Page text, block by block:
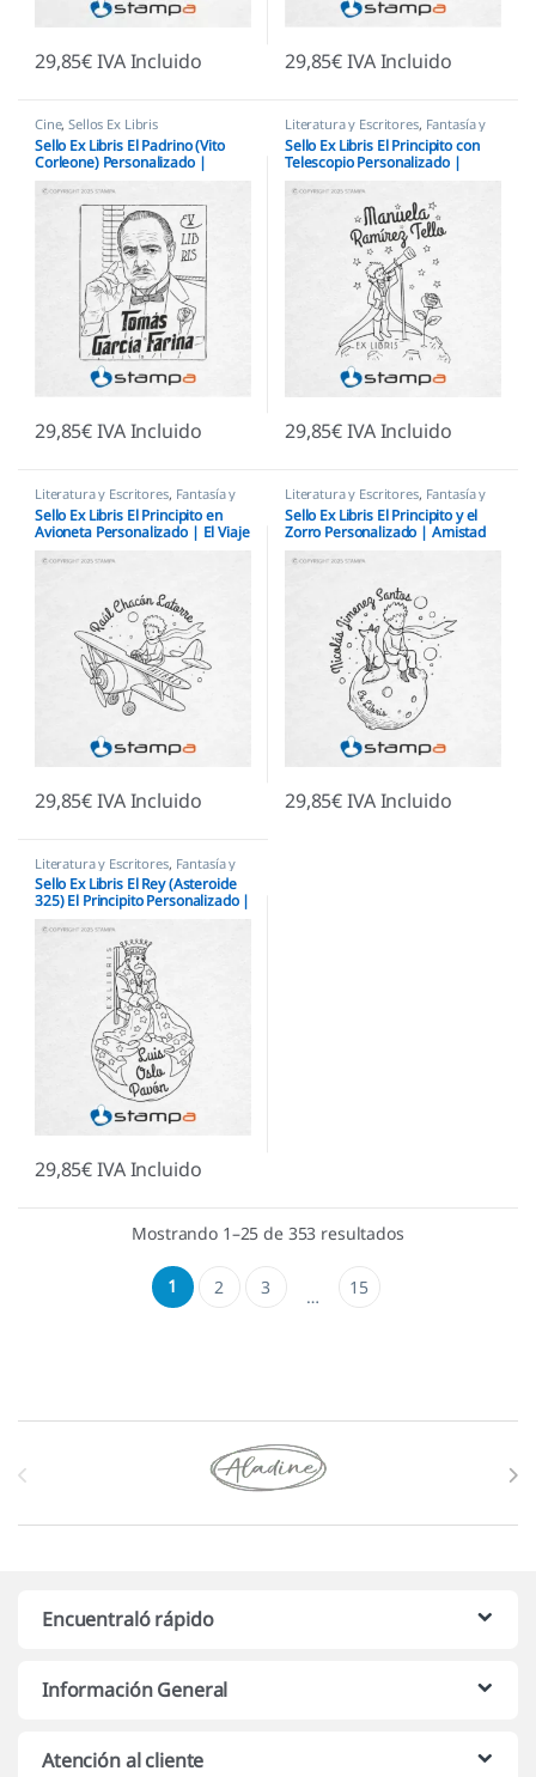
29,85€IVA Incluido 29,85€IVA Incluido
Cine,Sellos Ex Libris
Sello Ex Libris El Padrino (Vito
Corleone) Personalizado |
29,85€IVA Incluido
Literatura y Escritores, Fantasía y
Mitología ,Infantiles, Sellos Ex
Libris
Sello Ex Libris El Principito con
Telescopio Personalizado |
29,85€IVA Incluido
Literatura y Escritores, Fantasía y
Mitología ,Infantiles, Sellos Ex
Libris
Sello Ex Libris El Principito en
Avioneta Personalizado | El Viaje
29,85€IVA Incluido
Literatura y Escritores, Fantasía y
Mitología ,Infantiles, Sellos Ex
Libris
Sello Ex Libris El Principito y el
Zorro Personalizado | Amistad
29,85€IVA Incluido
Literatura y Escritores, Fantasía y
Mitología ,Infantiles Sellos Ex
Libris
Sello Ex Libris El Rey (Asteroide
325) El Principito Personalizado |
29,85€IVA Incluido
Mostrando 1–25 de 353 resultados
1 2 3 … 15
Marcas De Carrusel
Encuentraló rápido
Información General
Atención al cliente